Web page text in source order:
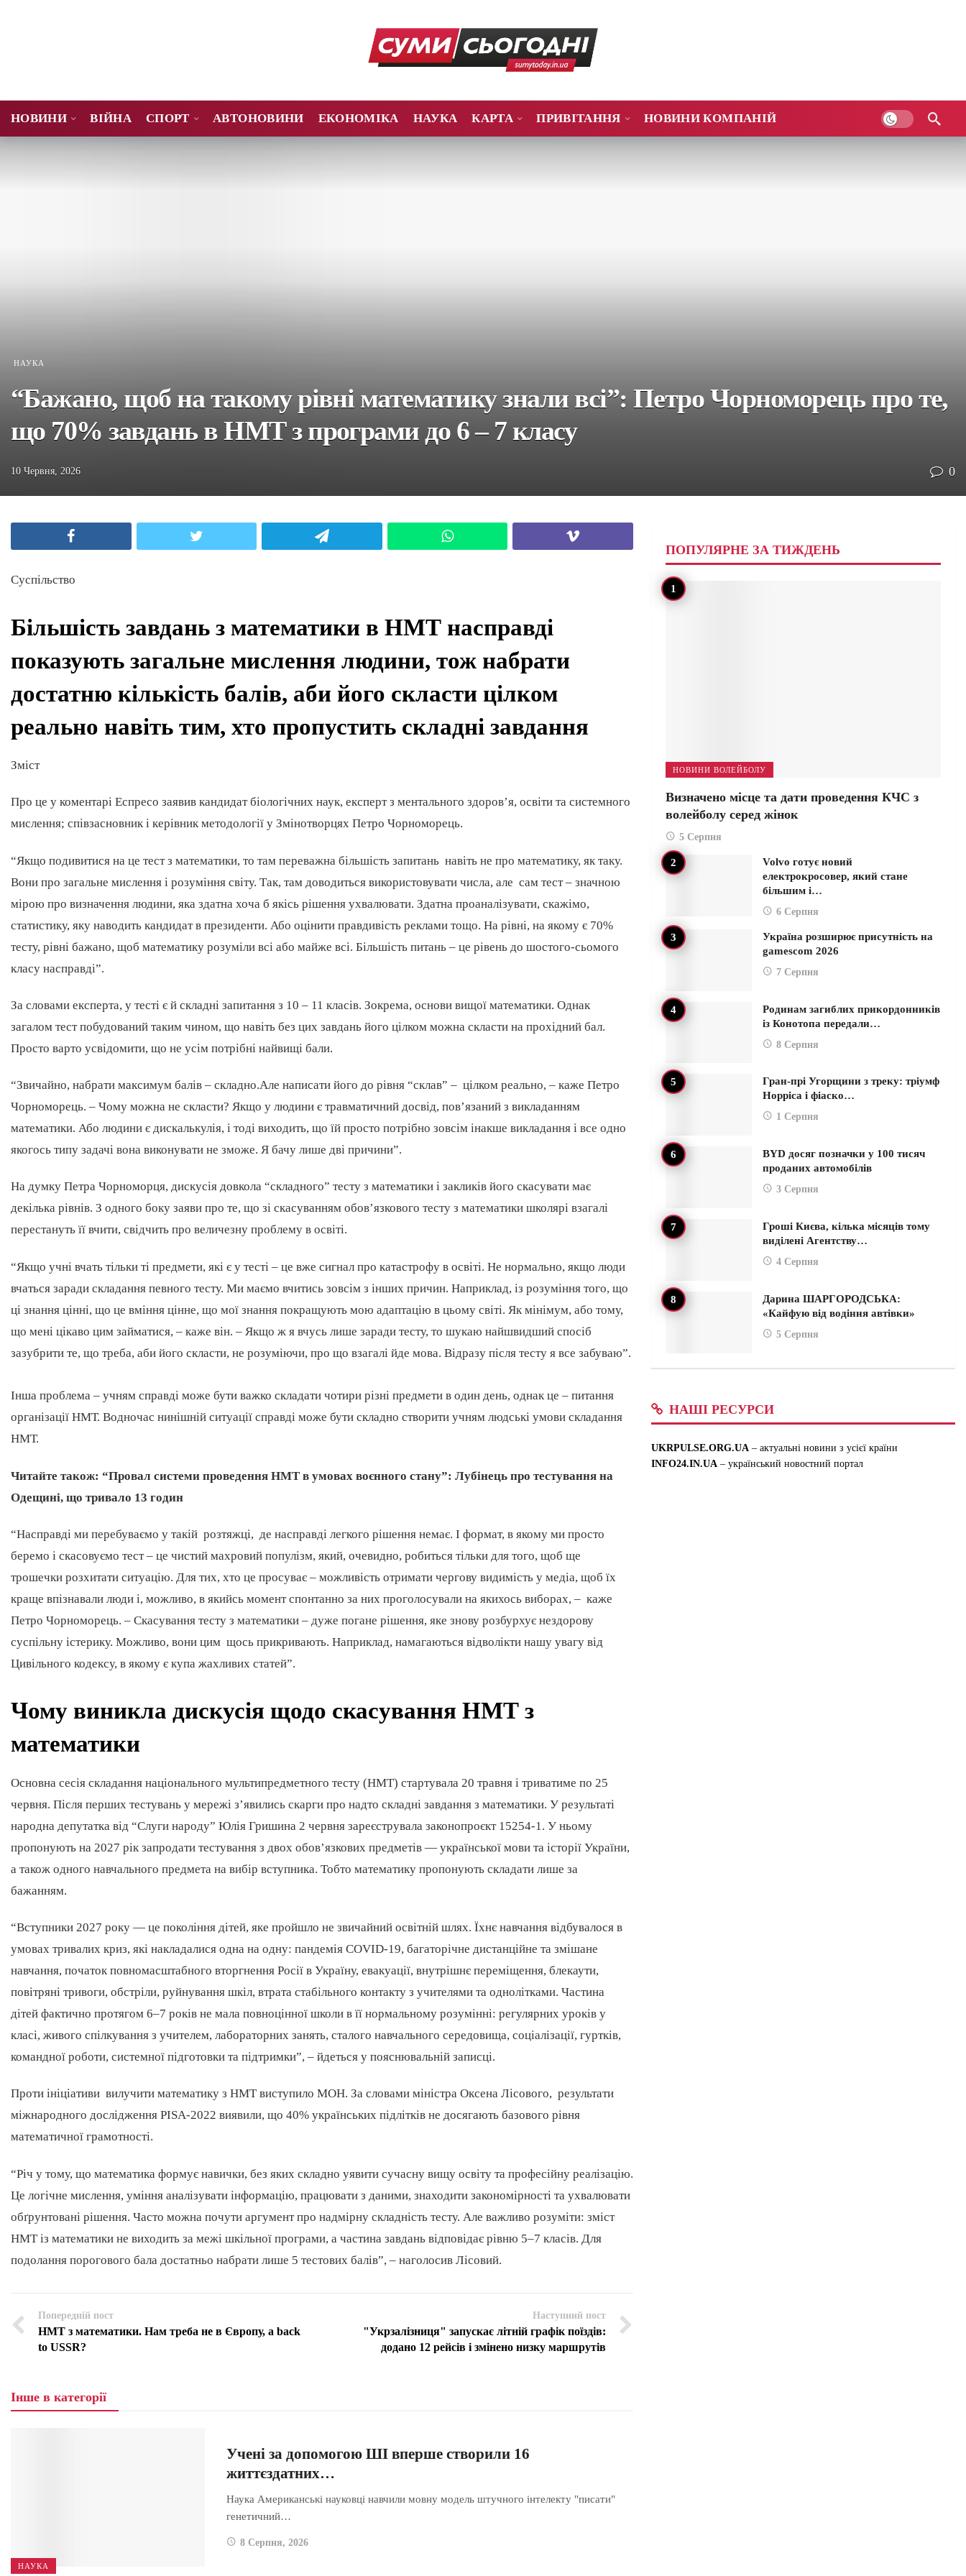
НОВИНИ ВІЙНА СПОРТ АВТОНОВИНИ ЕКОНОМІКА НАУКА КАРТА ПРИВІТАННЯ НОВИНИ КОМПАНІЙ
НАУКА
“Бажано, щоб на такому рівні математику знали всі”: Петро Чорноморець про те,
що 70% завдань в НМТ з програми до 6 – 7 класу
10 Червня, 2026 0
Суспільство
Більшість завдань з математики в НМТ насправді
показують загальне мислення людини, тож набрати
достатню кількість балів, аби його скласти цілком
реально навіть тим, хто пропустить складні завдання
Зміст
Про це у коментарі Еспресо заявив кандидат біологічних наук, експерт з ментального здоров’я, освіти та системного
мислення; співзасновник і керівник методології у Змінотворцях Петро Чорноморець.
“Якщо подивитися на це тест з математики, то там переважна більшість запитань навіть не про математику, як таку.
Вони про загальне мислення і розуміння світу. Так, там доводиться використовувати числа, але сам тест – значною
мірою про визначення людини, яка здатна хоча б якісь рішення ухвалювати. Здатна проаналізувати, скажімо,
статистику, яку наводить кандидат в президенти. Або оцінити правдивість реклами тощо. На рівні, на якому є 70%
тесту, рівні бажано, щоб математику розуміли всі або майже всі. Більшість питань – це рівень до шостого-сьомого
класу насправді”.
За словами експерта, у тесті є й складні запитання з 10 – 11 класів. Зокрема, основи вищої математики. Однак
загалом тест побудований таким чином, що навіть без цих завдань його цілком можна скласти на прохідний бал.
Просто варто усвідомити, що не усім потрібні найвищі бали.
“Звичайно, набрати максимум балів – складно.Але написати його до рівня “склав” – цілком реально, – каже Петро
Чорноморець. – Чому можна не скласти? Якщо у людини є травматичний досвід, пов’язаний з викладанням
математики. Або людини є дискалькулія, і тоді виходить, що їй просто потрібно зовсім інакше викладання і все одно
якогось типу задачі вона виконувати не зможе. Я бачу лише дві причини”.
На думку Петра Чорноморця, дискусія довкола “складного” тесту з математики і закликів його скасувати має
декілька рівнів. З одного боку заяви про те, що зі скасуванням обов’язкового тесту з математики школярі взагалі
перестануть її вчити, свідчить про величезну проблему в освіті.
“Якщо учні вчать тільки ті предмети, які є у тесті – це вже сигнал про катастрофу в освіті. Не нормально, якщо люди
вчаться заради складання певного тесту. Ми маємо вчитись зовсім з інших причин. Наприклад, із розуміння того, що
ці знання цінні, що це вміння цінне, що мої знання покращують мою адаптацію в цьому світі. Як мінімум, або тому,
що мені цікаво цим займатися, – каже він. – Якщо ж я вчусь лише заради тесту, то шукаю найшвидший спосіб
зазубрити те, що треба, аби його скласти, не розуміючи, про що взагалі йде мова. Відразу після тесту я все забуваю”.
Інша проблема – учням справді може бути важко складати чотири різні предмети в один день, однак це – питання
організації НМТ. Водночас нинішній ситуації справді може бути складно створити учням людські умови складання
НМТ.
Читайте також: “Провал системи проведення НМТ в умовах воєнного стану”: Лубінець про тестування на
Одещині, що тривало 13 годин
“Насправді ми перебуваємо у такій розтяжці, де насправді легкого рішення немає. І формат, в якому ми просто
беремо і скасовуємо тест – це чистий махровий популізм, який, очевидно, робиться тільки для того, щоб ще
трошечки розхитати ситуацію. Для тих, хто це просуває – можливість отримати чергову видимість у медіа, щоб їх
краще впізнавали люди і, можливо, в якийсь момент спонтанно за них проголосували на якихось виборах, – каже
Петро Чорноморець. – Скасування тесту з математики – дуже погане рішення, яке знову розбурхує нездорову
суспільну істерику. Можливо, вони цим щось прикривають. Наприклад, намагаються відволікти нашу увагу від
Цивільного кодексу, в якому є купа жахливих статей”.
Чому виникла дискусія щодо скасування НМТ з
математики
Основна сесія складання національного мультипредметного тесту (НМТ) стартувала 20 травня і триватиме по 25
червня. Після перших тестувань у мережі з’явились скарги про надто складні завдання з математики. У результаті
народна депутатка від “Слуги народу” Юлія Гришина 2 червня зареєструвала законопроєкт 15254-1. У ньому
пропонують на 2027 рік запродати тестування з двох обов’язкових предметів — української мови та історії України,
а також одного навчального предмета на вибір вступника. Тобто математику пропонують складати лише за
бажанням.
“Вступники 2027 року — це покоління дітей, яке пройшло не звичайний освітній шлях. Їхнє навчання відбувалося в
умовах тривалих криз, які накладалися одна на одну: пандемія COVID-19, багаторічне дистанційне та змішане
навчання, початок повномасштабного вторгнення Росії в Україну, евакуації, внутрішнє переміщення, блекаути,
повітряні тривоги, обстріли, руйнування шкіл, втрата стабільного контакту з учителями та однолітками. Частина
дітей фактично протягом 6–7 років не мала повноцінної школи в її нормальному розумінні: регулярних уроків у
класі, живого спілкування з учителем, лабораторних занять, сталого навчального середовища, соціалізації, гуртків,
командної роботи, системної підготовки та підтримки”, – йдеться у пояснювальній записці.
Проти ініціативи вилучити математику з НМТ виступило МОН. За словами міністра Оксена Лісового, результати
міжнародного дослідження PISA-2022 виявили, що 40% українських підлітків не досягають базового рівня
математичної грамотності.
“Річ у тому, що математика формує навички, без яких складно уявити сучасну вищу освіту та професійну реалізацію.
Це логічне мислення, уміння аналізувати інформацію, працювати з даними, знаходити закономірності та ухвалювати
обґрунтовані рішення. Часто можна почути аргумент про надмірну складність тесту. Але важливо розуміти: зміст
НМТ із математики не виходить за межі шкільної програми, а частина завдань відповідає рівню 5–7 класів. Для
подолання порогового бала достатньо набрати лише 5 тестових балів”, – наголосив Лісовий.
Попередній пост
НМТ з математики. Нам треба не в Європу, а back
to USSR?
Наступний пост
"Укрзалізниця" запускає літній графік поїздів:
додано 12 рейсів і змінено низку маршрутів
Інше в категорії
НАУКА
Учені за допомогою ШІ вперше створили 16
життєздатних…
Наука Американські науковці навчили мовну модель штучного інтелекту "писати"
генетичний…
8 Серпня, 2026
ПОПУЛЯРНЕ ЗА ТИЖДЕНЬ
НОВИНИ ВОЛЕЙБОЛУ
Визначено місце та дати проведення КЧС з
волейболу серед жінок
5 Серпня
Volvo готує новий
електрокросовер, який стане
більшим і…
6 Серпня
Україна розширює присутність на
gamescom 2026
7 Серпня
Родинам загиблих прикордонників
із Конотопа передали…
8 Серпня
Гран-прі Угорщини з треку: тріумф
Норріса і фіаско…
1 Серпня
BYD досяг позначки у 100 тисяч
проданих автомобілів
3 Серпня
Гроші Києва, кілька місяців тому
виділені Агентству…
4 Серпня
Дарина ШАРГОРОДСЬКА:
«Кайфую від водіння автівки»
5 Серпня
НАШІ РЕСУРСИ
UKRPULSE.ORG.UA – актуальні новини з усієї країни
INFO24.IN.UA – український новостний портал